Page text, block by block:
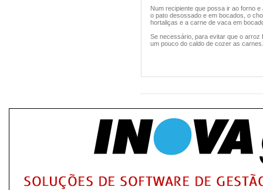
Num recipiente que possa ir ao forno
o pato desossado e em bocados, o
hortaliças e a carne de vaca em
Se necessário, para evitar que o arroz
um pouco do caldo de cozer as carnes.